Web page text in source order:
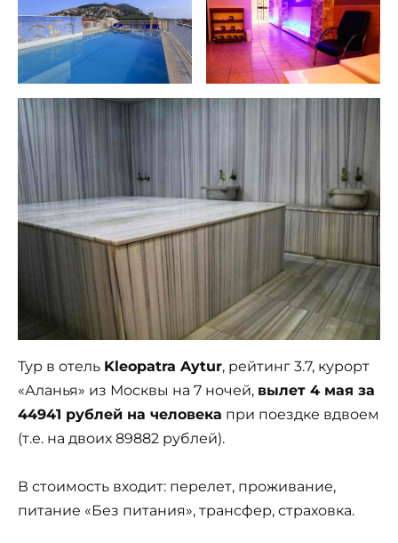
Тур в отель Kleopatra Aytur, рейтинг 3.7, курорт
«Аланья» из Москвы на 7 ночей, вылет 4 мая за
44941 рублей на человека при поездке вдвоем
(т.е. на двоих 89882 рублей).
В стоимость входит: перелет, проживание,
питание «Без питания», трансфер, страховка.